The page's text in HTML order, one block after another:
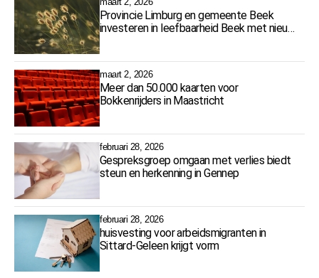
Provincie Limburg en gemeente Beek
investeren in leefbaarheid Beek met nieuw
maart 2, 2026
Meer dan 50.000 kaarten voor
Bokkenrijders in Maastricht
februari 28, 2026
Gespreksgroep omgaan met verlies biedt
steun en herkenning in Gennep
februari 28, 2026
huisvesting voor arbeidsmigranten in
Sittard-Geleen krijgt vorm